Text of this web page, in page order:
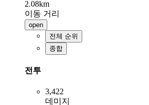
2.08km
이동 거리
open
전체 순위
종합
전투
3,422
데미지